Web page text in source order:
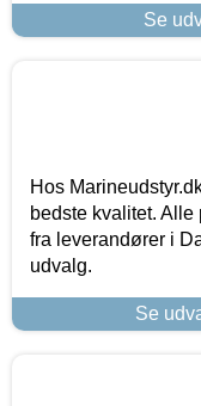
Se
Hos
bedste kvalitet.
fra leverandører i
udvalg.
Se